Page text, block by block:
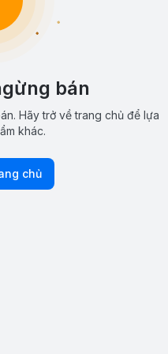
bán
Hãy trở về trang chủ để lựa
khác.
chủ